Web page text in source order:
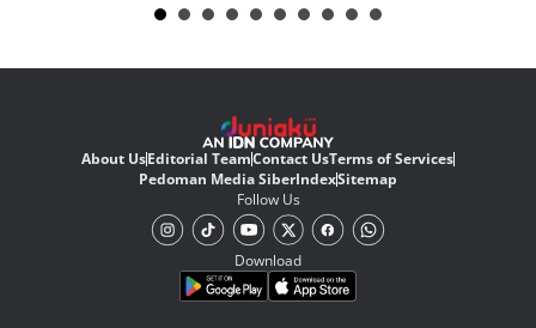
About UsEditorial TeamContact UsTerms of Services
Pedoman Media SiberIndexSitemap
Follow Us
Download